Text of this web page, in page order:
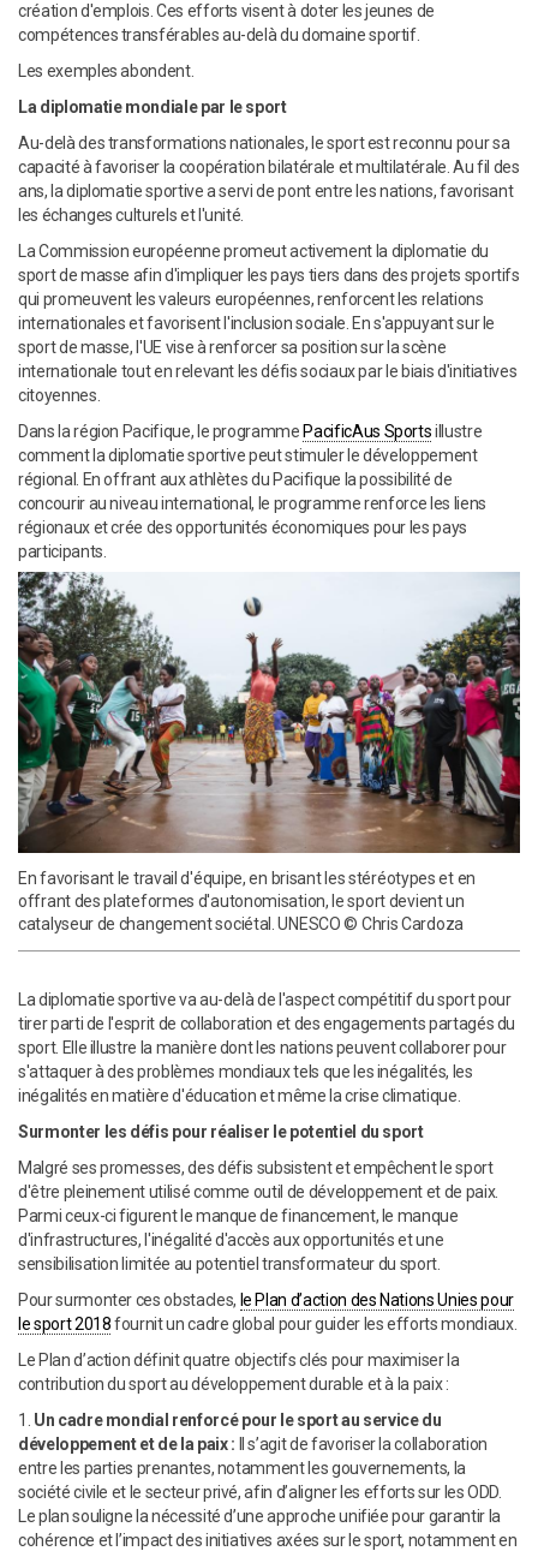
création d'emplois. Ces efforts visent à doter les jeunes de
compétences transférables au-delà du domaine sportif.
Les exemples abondent.
La diplomatie mondiale par le sport
Au-delà des transformations nationales, le sport est reconnu pour sa
capacité à favoriser la coopération bilatérale et multilatérale. Au fil des
ans, la diplomatie sportive a servi de pont entre les nations, favorisant
les échanges culturels et l'unité.
La Commission européenne promeut activement la diplomatie du
sport de masse afin d'impliquer les pays tiers dans des projets sportifs
qui promeuvent les valeurs européennes, renforcent les relations
internationales et favorisent l'inclusion sociale. En s'appuyant sur le
sport de masse, l'UE vise à renforcer sa position sur la scène
internationale tout en relevant les défis sociaux par le biais d'initiatives
citoyennes.
Dans la région Pacifique, le programmePacificAus Sportsillustre
comment la diplomatie sportive peut stimuler le développement
régional. En offrant aux athlètes du Pacifique la possibilité de
concourir au niveau international, le programme renforce les liens
régionaux et crée des opportunités économiques pour les pays
participants.
En favorisant le travail d'équipe, en brisant les stéréotypes et en
offrant des plateformes d'autonomisation, le sport devient un
catalyseur de changement sociétal. UNESCO © Chris Cardoza
La diplomatie sportive va au-delà de l'aspect compétitif du sport pour
tirer parti de l'esprit de collaboration et des engagements partagés du
sport. Elle illustre la manière dont les nations peuvent collaborer pour
s'attaquer à des problèmes mondiaux tels que les inégalités, les
inégalités en matière d'éducation et même la crise climatique.
Surmonter les défis pour réaliser le potentiel du sport
Malgré ses promesses, des défis subsistent et empêchent le sport
d'être pleinement utilisé comme outil de développement et de paix.
Parmi ceux-ci figurent le manque de financement, le manque
d'infrastructures, l'inégalité d'accès aux opportunités et une
sensibilisation limitée au potentiel transformateur du sport.
Pour surmonter ces obstacles, le Plan d’action des Nations Unies pour
le sport 2018fournit un cadre global pour guider les efforts mondiaux.
Le Plan d’action définit quatre objectifs clés pour maximiser la
contribution du sport au développement durable et à la paix :
1. Un cadre mondial renforcé pour le sport au service du
développement et de la paix : Il s’agit de favoriser la collaboration
entre les parties prenantes, notamment les gouvernements, la
société civile et le secteur privé, afin d’aligner les efforts sur les ODD.
Le plan souligne la nécessité d’une approche unifiée pour garantir la
cohérence et l’impact des initiatives axées sur le sport, notamment en